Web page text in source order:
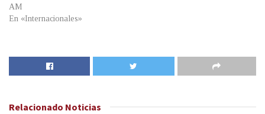
AM
En «Internacionales»
Relacionado Noticias